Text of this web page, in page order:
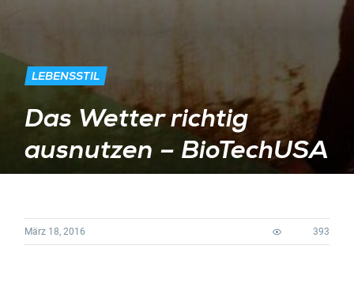
LEBENSSTIL
Das Wetter richtig
ausnutzen – BioTechUSA
März 18, 2016 393